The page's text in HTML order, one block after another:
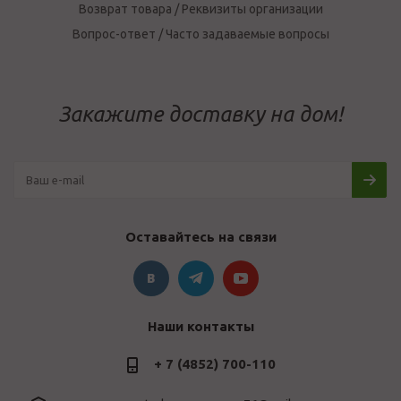
Возврат товара / Реквизиты организации
Вопрос-ответ / Часто задаваемые вопросы
Закажите доставку на дом!
Оставайтесь на связи
Наши контакты
+ 7 (4852) 700-110